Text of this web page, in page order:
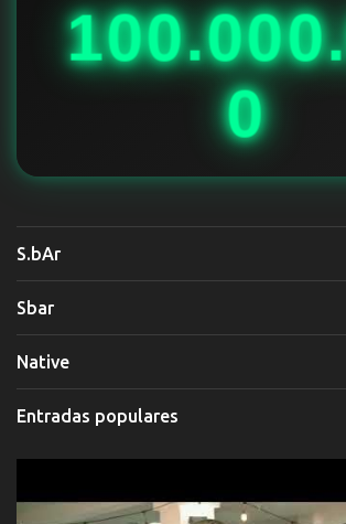
0
S.bAr
Sbar
Native
Entradas populares